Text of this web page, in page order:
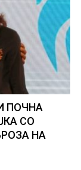
ПОЧНА
СО
НА